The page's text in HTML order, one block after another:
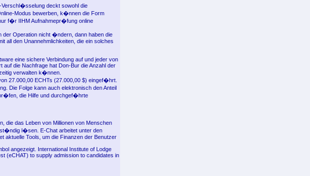
Verschl�sselung deckt sowohl die
Modus bewerben, k�nnen die Form
f�r IIHM Aufnahmepr�fung online
der Operation nicht �ndern, dann haben die
all den Unannehmlichkeiten, die ein solches
eine sichere Verbindung auf und jeder von
auf die Nachfrage hat Don-Bur die Anzahl der
verwalten k�nnen.
27.000,00 ECHTs (27.000,00 $) eingef�hrt.
Die Folge kann auch elektronisch den Anteil
die Hilfe und durchgef�hrte
die das Leben von Millionen von Menschen
l�sen. E-Chat arbeitet unter den
aktuelle Tools, um die Finanzen der Benutzer
angezeigt. International Institute of Lodge
(eCHAT) to supply admission to candidates in